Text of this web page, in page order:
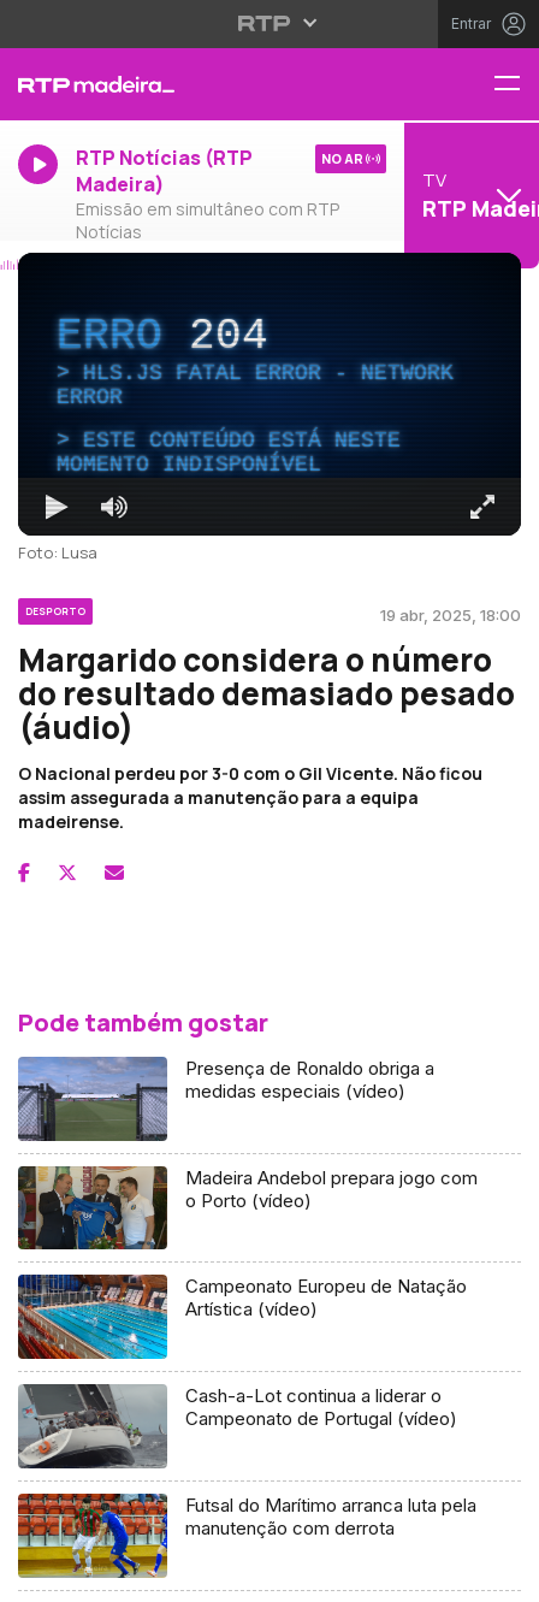
Entrar
RTP Notícias (RTP
Madeira)
Emissão em simultâneo com RTP
Notícias
NO AR
TV
RTP
ERRO204
HLS.JS FATAL ERROR - NETWORK
ERROR
ESTE CONTEÚDO ESTÁ NESTE
MOMENTO INDISPONÍVEL
Foto: Lusa
DESPORTO 19 abr, 2025, 18:00
Margarido considera o número
do resultado demasiado pesado
(áudio)
O Nacional perdeu por 3-0 com o Gil Vicente. Não ficou
assim assegurada a manutenção para a equipa
madeirense.
Pode também gostar
Presença de Ronaldo obriga a
medidas especiais (vídeo)
Madeira Andebol prepara jogo com
o Porto (vídeo)
Campeonato Europeu de Natação
Artística (vídeo)
Cash-a-Lot continua a liderar o
Campeonato de Portugal (vídeo)
Futsal do Marítimo arranca luta pela
manutenção com derrota